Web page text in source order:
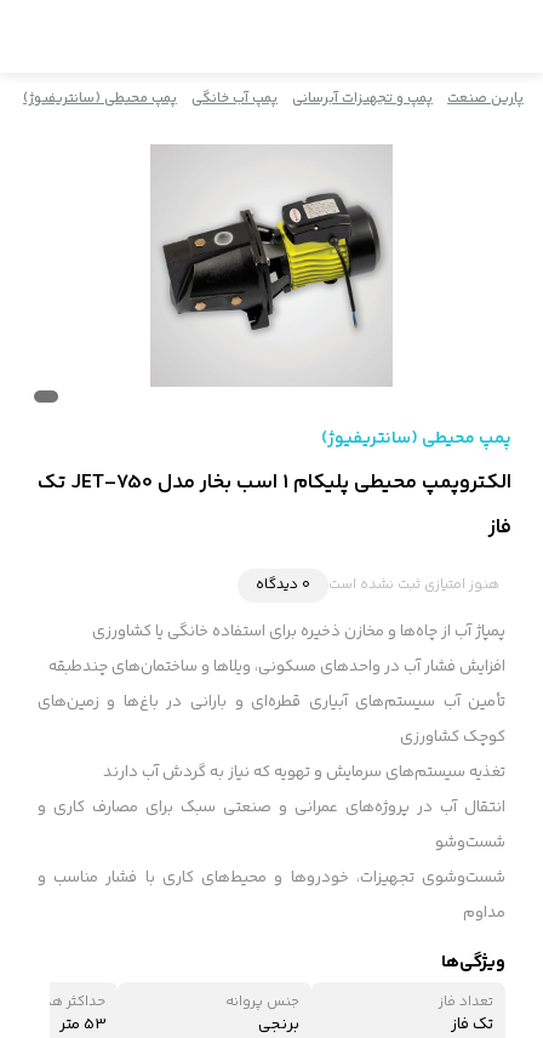
پارین صنعت پمپ و تجهیزات آبرسانی پمپ آب خانگی پمپ محیطی (سانتریفیوژ)
پمپ محیطی (سانتریفیوژ)
الکتروپمپ محیطی پلیکام 1 اسب بخار مدل JET-750 تک
فاز
هنوز امتیازی ثبت نشده است 0 دیدگاه
پمپاژ آب از چاه‌ها و مخازن ذخیره برای استفاده خانگی یا کشاورزی
افزایش فشار آب در واحدهای مسکونی، ویلاها و ساختمان‌های چندطبقه
تأمین آب سیستم‌های آبیاری قطره‌ای و بارانی در باغ‌ها و زمین‌های
کوچک کشاورزی
تغذیه سیستم‌های سرمایش و تهویه که نیاز به گردش آب دارند
انتقال آب در پروژه‌های عمرانی و صنعتی سبک برای مصارف کاری و
شست‌وشو
شست‌وشوی تجهیزات، خودروها و محیط‌های کاری با فشار مناسب و
مداوم
ویژگی‌ها
تعداد فاز
تک فاز
جنس پروانه
برنجی
حداکثر هد
53 متر